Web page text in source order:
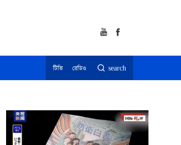
টিভি রেডিও search